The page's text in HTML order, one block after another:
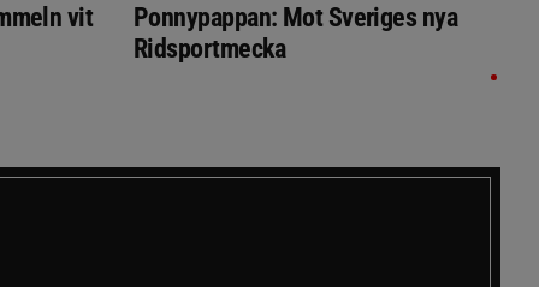
vit
Ponnypappan: Mot Sveriges nya
Ridsportmecka